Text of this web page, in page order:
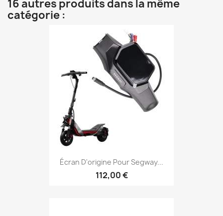
16 autres produits dans la même
catégorie :
Écran D'origine Pour Segway...
112,00 €